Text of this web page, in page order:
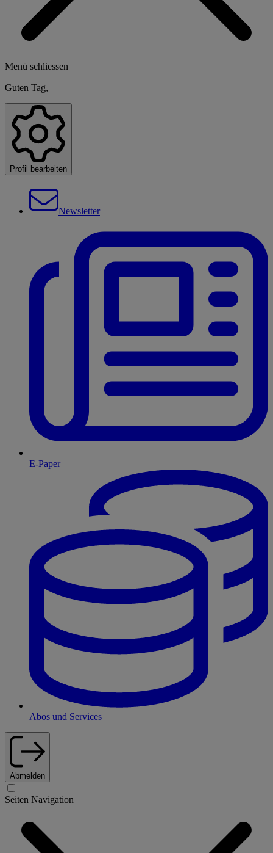
Menü schliessen
Guten Tag,
Profil bearbeiten
Newsletter
E-Paper
Abos und Services
Abmelden
Seiten Navigation